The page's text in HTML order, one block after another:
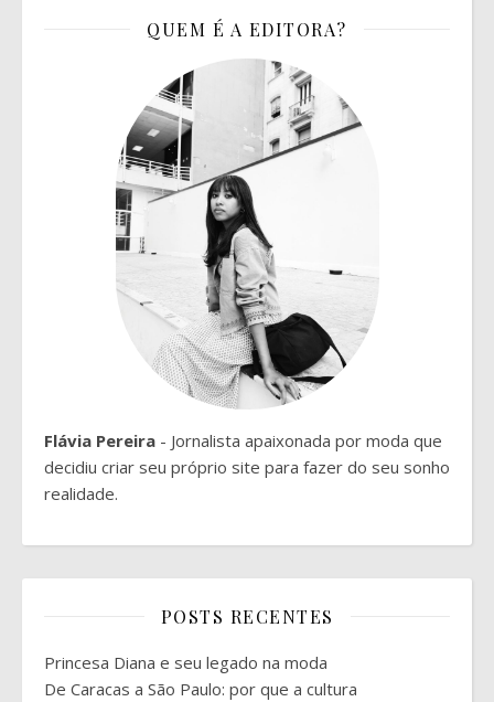
QUEM É A EDITORA?
Flávia Pereira - Jornalista apaixonada por moda que
decidiu criar seu próprio site para fazer do seu sonho
realidade.
POSTS RECENTES
Princesa Diana e seu legado na moda
De Caracas a São Paulo: por que a cultura